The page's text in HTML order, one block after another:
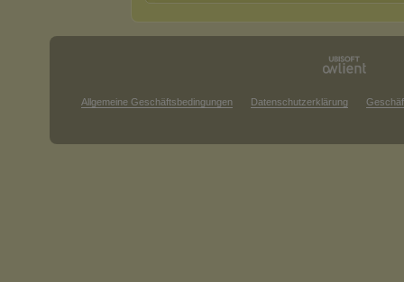
Allgemeine Geschäftsbedingungen Datenschutzerklärung